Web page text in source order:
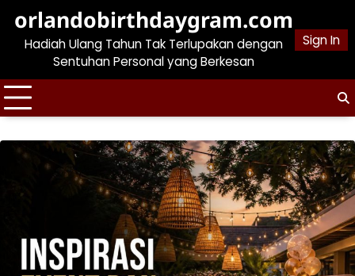
content
orlandobirthdaygram.com
Hadiah Ulang Tahun Tak Terlupakan dengan
Sentuhan Personal yang Berkesan
Sign In